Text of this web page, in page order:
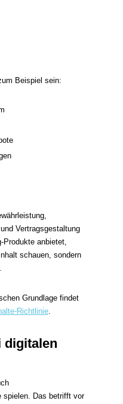
Beispiel sein:
Vertragsgestaltung
Produkte anbietet,
schauen, sondern
Grundlage findet
Richtlinie.
digitalen
spielen. Das betrifft vor